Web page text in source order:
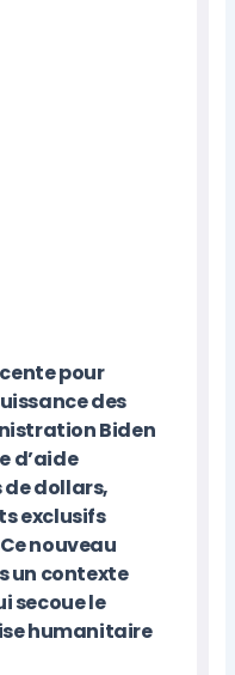
pour
des
Biden
d’aide
dollars,
exclusifs
nouveau
un contexte
secoue le
humanitaire